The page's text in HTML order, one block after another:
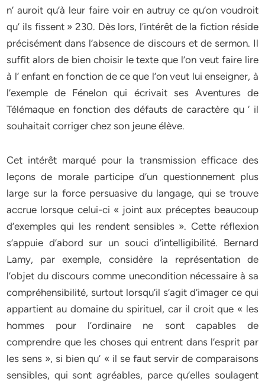
n’ auroit qu’à leur faire voir en autruy ce qu’on voudroit
qu’ ils fissent » 230. Dès lors, l’intérêt de la fiction réside
précisément dans l’absence de discours et de sermon. Il
suffit alors de bien choisir le texte que l’on veut faire lire
à l’ enfant en fonction de ce que l’on veut lui enseigner, à
l’exemple de Fénelon qui écrivait ses Aventures de
Télémaque en fonction des défauts de caractère qu ‘ il
souhaitait corriger chez son jeune élève.
Cet intérêt marqué pour la transmission efficace des
leçons de morale participe d’un questionnement plus
large sur la force persuasive du langage, qui se trouve
accrue lorsque celui-ci « joint aux préceptes beaucoup
d’exemples qui les rendent sensibles ». Cette réflexion
s’appuie d’abord sur un souci d’intelligibilité. Bernard
Lamy, par exemple, considère la représentation de
l’objet du discours comme unecondition nécessaire à sa
compréhensibilité, surtout lorsqu’il s’agit d’imager ce qui
appartient au domaine du spirituel, car il croit que « les
hommes pour l’ordinaire ne sont capables de
comprendre que les choses qui entrent dans l’esprit par
les sens », si bien qu’ « il se faut servir de comparaisons
sensibles, qui sont agréables, parce qu’elles soulagent